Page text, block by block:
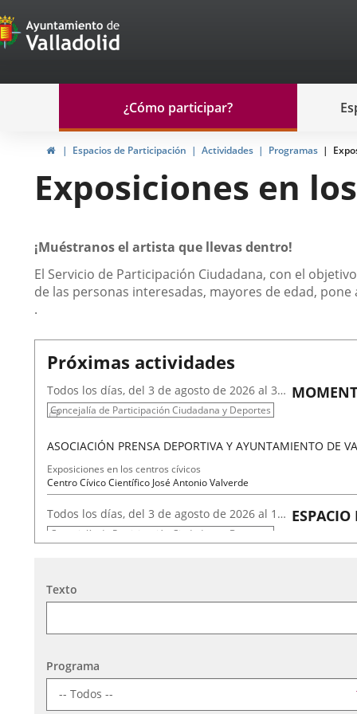
Portal
de
Participación
navegación
Participación
¿Cómo participar?
InicioEspacios de Participación Actividades Programas
Exposiciones en
Descripción
¡Muéstranos el artista que llevas dentro!
El Servicio de Participación Ciudadana, con el
de las personas interesadas, mayores de edad,
.
Próximas actividades
ASOCIACIÓN PRENSA DEPORTIVA Y AYUNTAMIENTO DE
Fechas
del
evento
Todos los días, del 3 de agosto de 2026 al 31
de agosto de 2026
Organizador
de
actividad
Concejalía de Participación Ciudadana y Deportes
Programa
Exposiciones en los centros cívicos
Espacio
Centro Cívico Científico José Antonio Valverde
Fechas
del
Todos los días, del 3 de agosto de 2026 al 17
de agosto de 2026
Organizador
de
Concejalía de Participación Ciudadana y Deportes
Programa
Exposiciones en los centros cívicos
Espacio
Centro Cívico Parquesol
AV PISUERGA-HUERTA DEL REY / CRUZ
Todos los días, del 1 de septiembre de 2026
Búsqueda
Texto
Programa